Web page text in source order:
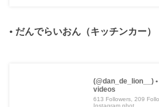
• だんでらいおん（キッチンカー）
(@dan_de_lion__)
videos
613 Followers, 209